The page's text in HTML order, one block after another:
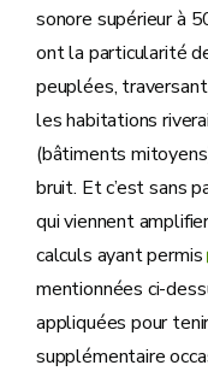
sonore supérieur à
ont la particularité
peuplées,
les habitations
(bâtiments
bruit. Et c’est sans
qui viennent
calculs ayant permis
mentionnées ci-
appliquées pour
supplémentaire